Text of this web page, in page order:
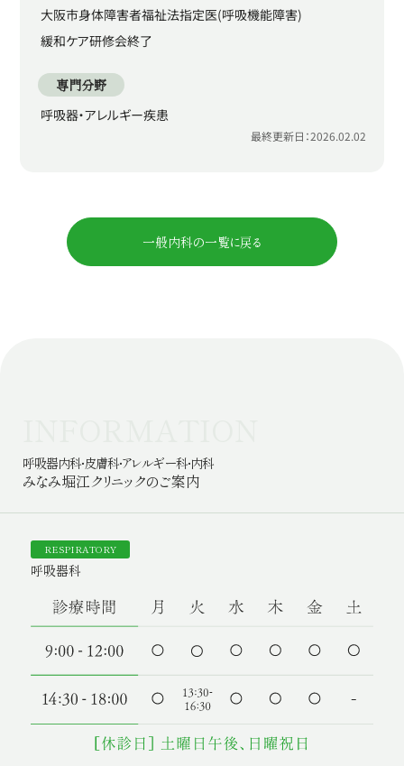
大阪市身体障害者福祉法指定医(呼吸機能障害)
緩和ケア研修会終了
専門分野
呼吸器・アレルギー疾患
最終更新日：2026.02.02
一般内科の一覧に戻る
呼吸器内科・皮膚科・アレルギー科・内科
みなみ堀江クリニックのご案内
RESPIRATORY
呼吸器科